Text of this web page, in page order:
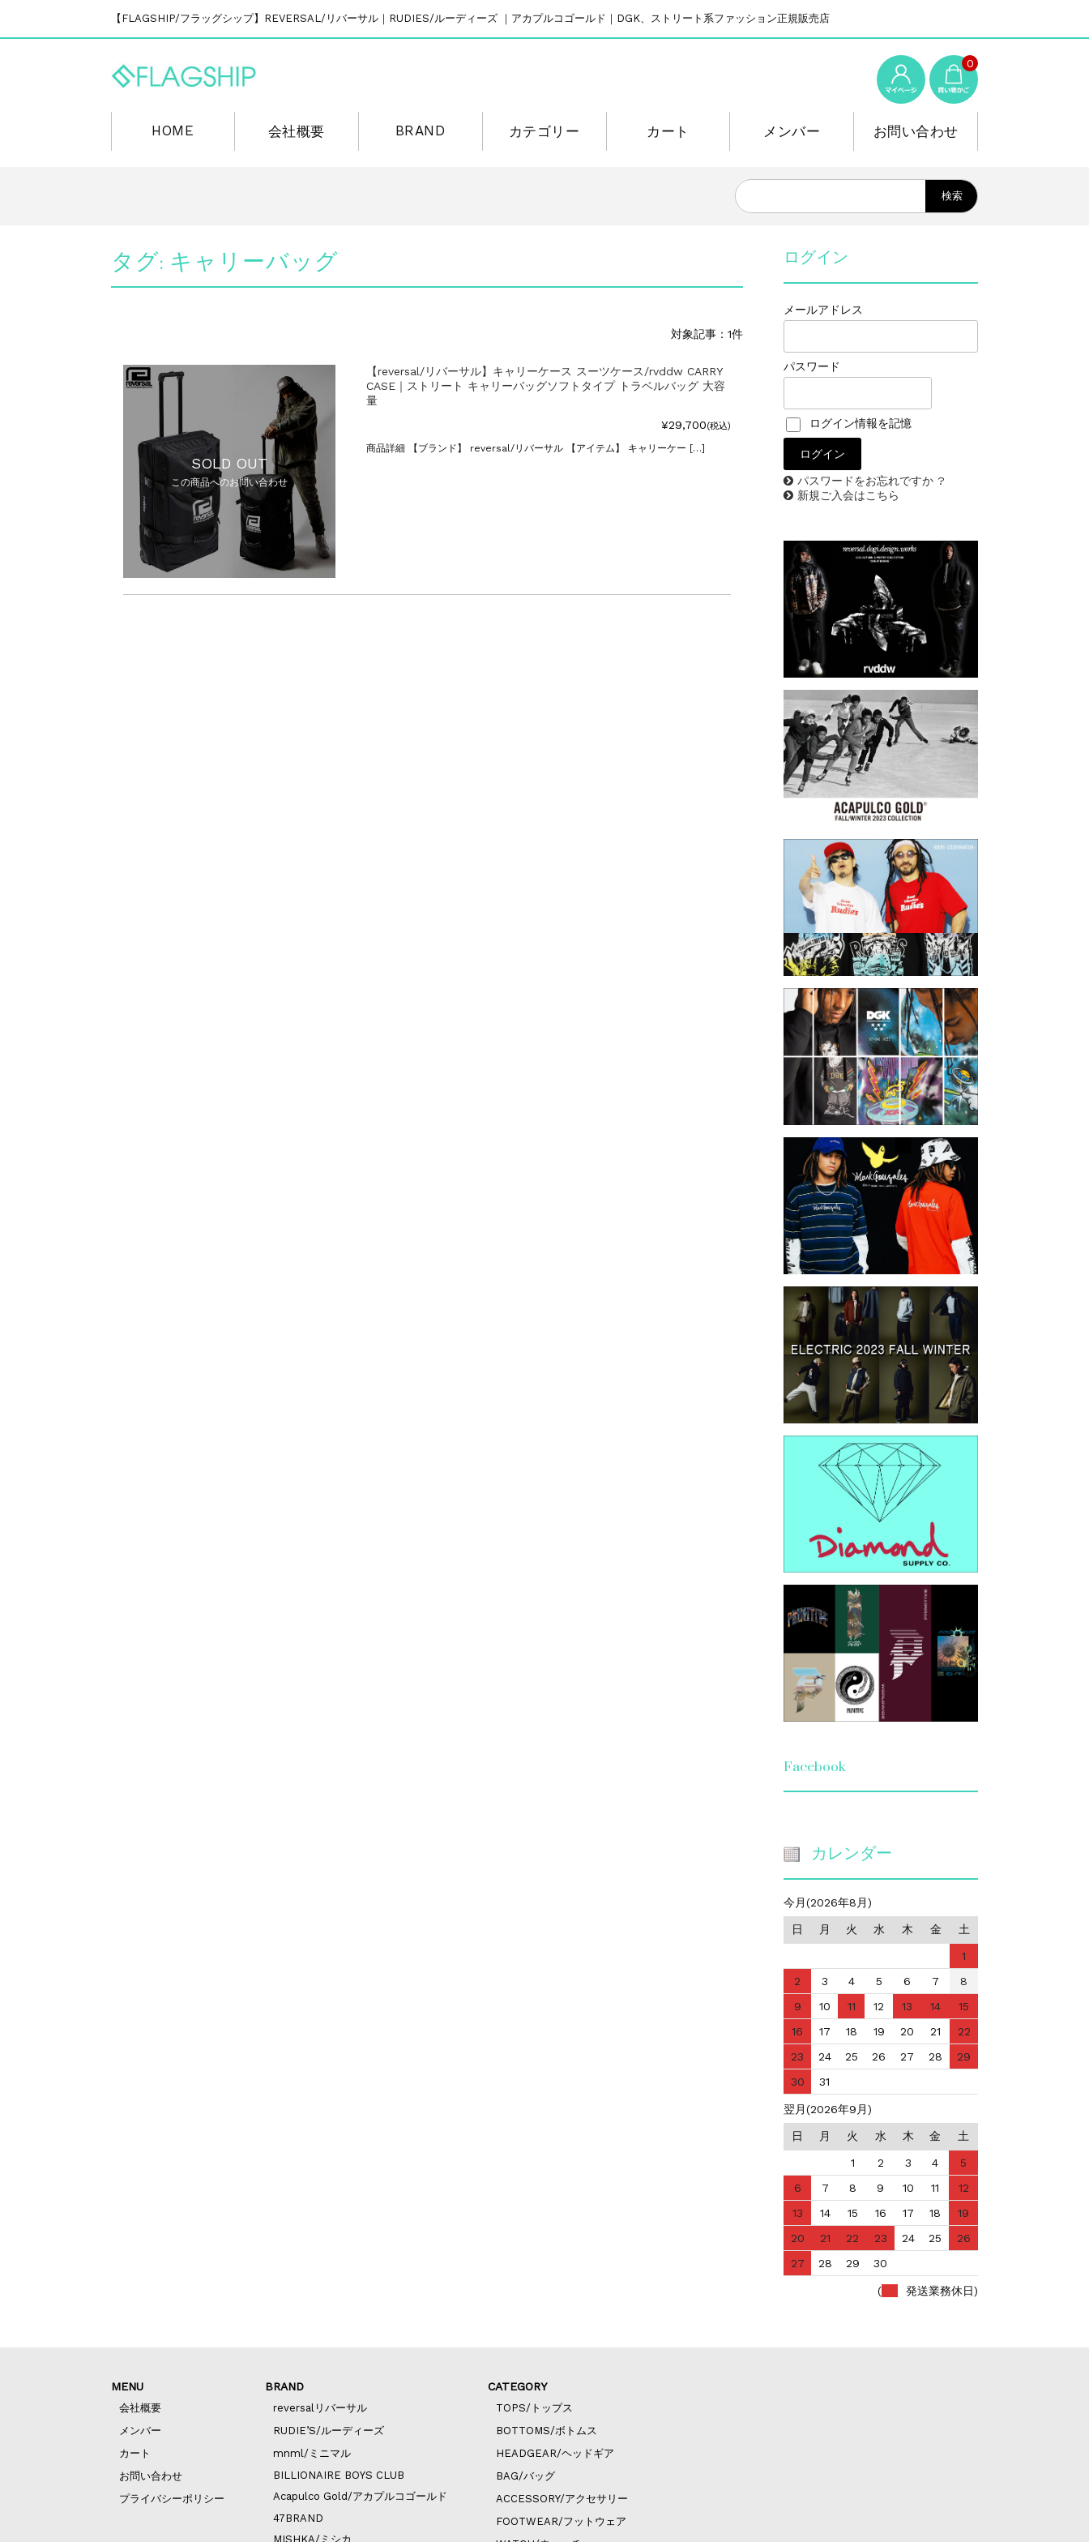
【FLAGSHIP/フラッグシップ】REVERSAL/リバーサル｜RUDIES/ルーディーズ ｜アカプルコゴールド｜DGK、ストリート系ファッション正規販売店
0
HOME 会社概要 BRAND カテゴリー カート メンバー お問い合わせ
タグ:キャリーバッグ
対象記事：1件
SOLD OUT
この商品へのお問い合わせ
【reversal/リバーサル】キャリーケース スーツケース/rvddw CARRY
CASE｜ストリート キャリーバッグソフトタイプ トラベルバッグ 大容
量
¥29,700(税込)
商品詳細 【ブランド】 reversal/リバーサル 【アイテム】 キャリーケー […]
ログイン
メールアドレス
パスワード
ログイン情報を記憶
パスワードをお忘れですか ?
新規ご入会はこちら
Facebook
カレンダー
今月(2026年8月)
日 月 火 水 木 金 土
1
2
3 4 5 6 7
8
9
10 11 12 13 14
15
16
17 18 19 20 21
22
23
24 25 26 27 28
29
30
31
翌月(2026年9月)
日 月 火 水 木 金 土
1 2 3 4
5
6
7 8 9 10 11
12
13
14 15 16 17 18
19
20
21 22 23 24 25
26
27
28 29 30
( 発送業務休日)
MENU
会社概要
メンバー
カート
お問い合わせ
プライバシーポリシー
BRAND
reversalリバーサル
RUDIE’S/ルーディーズ
mnml/ミニマル
BILLIONAIRE BOYS CLUB
Acapulco Gold/アカプルコゴールド
47BRAND
MISHKA/ミシカ
CATEGORY
TOPS/トップス
BOTTOMS/ボトムス
HEADGEAR/ヘッドギア
BAG/バッグ
ACCESSORY/アクセサリー
FOOTWEAR/フットウェア